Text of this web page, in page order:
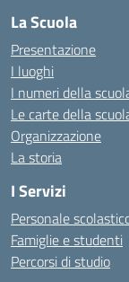
La Scuola
Presentazione
I luoghi
I numeri della
Le carte della
Organizzazione
La storia
I Servizi
Personale
Famiglie e studenti
Percorsi di studio